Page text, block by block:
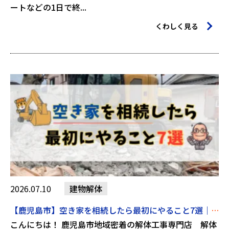
ートなどの1日で終...
くわしく見る
2026.07.10
建物解体
【鹿児島市】空き家を相続したら最初にやること7選｜放置する前に知っておきたいポイント【2026年7月10日】
こんにちは！ 鹿児島市地域密着の解体工事専門店 解体